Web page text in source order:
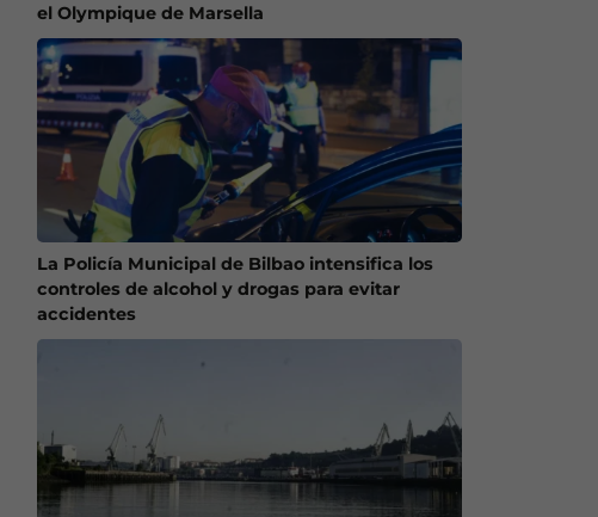
el Olympique de Marsella
La Policía Municipal de Bilbao intensifica los
controles de alcohol y drogas para evitar
accidentes